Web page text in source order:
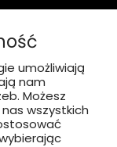
jak dojechać
umożliwiają
nam
Możesz
wszystkich